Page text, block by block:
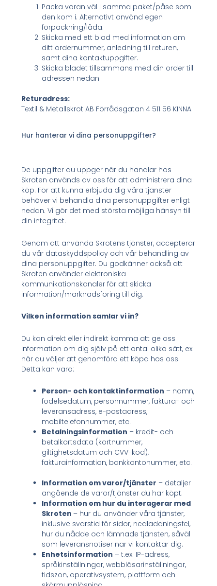
Packa varan väl i samma paket/påse som
den kom i. Alternativt använd egen
förpackning/låda.
Skicka med ett blad med information om
ditt ordernummer, anledning till returen,
samt dina kontaktuppgifter.
Skicka bladet tillsammans med din order till
adressen nedan
Returadress:
Textil & Metallskrot AB Förrådsgatan 4 511 56 KINNA
Hur hanterar vi dina personuppgifter?
De uppgifter du uppger när du handlar hos
Skroten används av oss för att administrera dina
köp. För att kunna erbjuda dig våra tjänster
behöver vi behandla dina personuppgifter enligt
nedan. Vi gör det med största möjliga hänsyn till
din integritet.
Genom att använda Skrotens tjänster, accepterar
du vår dataskyddspolicy och vår behandling av
dina personuppgifter. Du godkänner också att
Skroten använder elektroniska
kommunikationskanaler för att skicka
information/marknadsföring till dig.
Vilken information samlar vi in?
Du kan direkt eller indirekt komma att ge oss
information om dig själv på ett antal olika sätt, ex
när du väljer att genomföra ett köpa hos oss.
Detta kan vara:
Person- och kontaktinformation – namn,
födelsedatum, personnummer, faktura- och
leveransadress, e-postadress,
mobiltelefonnummer, etc.
Betalningsinformation – kredit- och
betalkortsdata (kortnummer,
giltighetsdatum och CVV-kod),
fakturainformation, bankkontonummer, etc.
Information om varor/tjänster – detaljer
angående de varor/tjänster du har köpt.
Information om hur du interagerar med
Skroten – hur du använder våra tjänster,
inklusive svarstid för sidor, nedladdningsfel,
hur du nådde och lämnade tjänsten, såväl
som leveransnotiser när vi kontaktar dig.
Enhetsinformation – t.ex. IP-adress,
språkinställningar, webbläsarinställningar,
tidszon, operativsystem, plattform och